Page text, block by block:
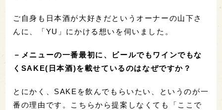
ご自身も日本酒が大好きだというオーナーの山下さ
んに、「YU」にかける想いを伺いました。
－メニューの一番最初に、ビールでもワインでもな
くSAKE(日本酒)を載せているのはなぜですか？
とにかく、SAKEを飲んでもらいたい、というのが一
番の理由です。こちらから提案しなくても「ここで